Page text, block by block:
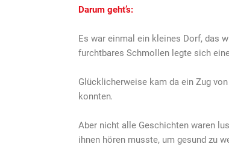
Darum geht’s:
Es war einmal ein kleines Dorf, das
furchtbares Schmollen legte sich
Glücklicherweise kam da ein Zug
konnten.
Aber nicht alle Geschichten waren
ihnen hören musste, um gesund zu